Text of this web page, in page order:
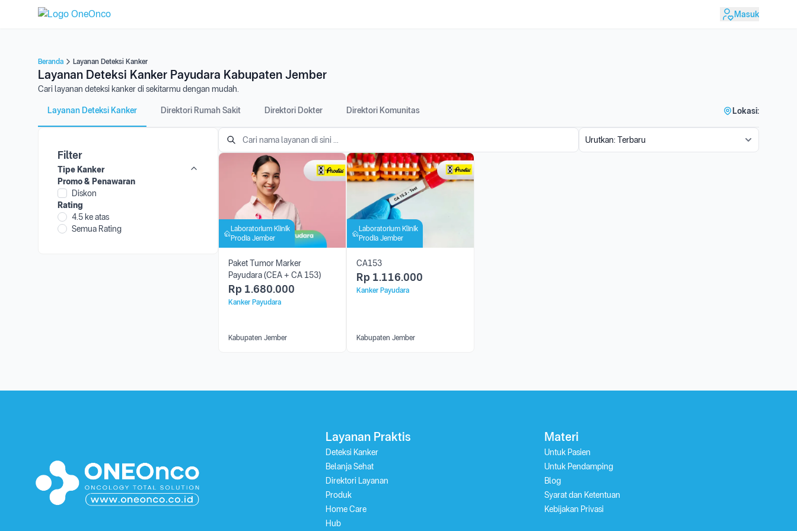
Masuk
Beranda Layanan Deteksi Kanker
Layanan Deteksi Kanker Payudara Kabupaten Jember
Cari layanan deteksi kanker di sekitarmu dengan mudah.
Layanan Deteksi Kanker Direktori Rumah Sakit Direktori Dokter Direktori Komunitas Lokasi:
Filter
Tipe Kanker
Promo & Penawaran
Diskon
Rating
4.5 ke atas
Semua Rating
Laboratorium Klinik
Prodia Jember
Paket Tumor Marker
Payudara (CEA + CA 153)
Rp 1.680.000
Kanker Payudara
Kabupaten Jember
Laboratorium Klinik
Prodia Jember
CA153
Rp 1.116.000
Kanker Payudara
Kabupaten Jember
Layanan Praktis
Deteksi Kanker
Belanja Sehat
Direktori Layanan
Produk
Home Care
Hub
Materi
Untuk Pasien
Untuk Pendamping
Blog
Syarat dan Ketentuan
Kebijakan Privasi